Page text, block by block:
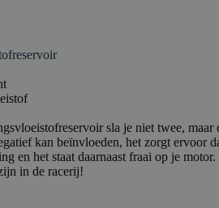
sla je niet twee, maar
kan beïnvloeden, het zorgt ervoor
en het staat daarnaast fraai op je
in de racerij!